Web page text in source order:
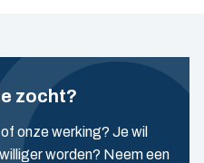
zocht?
onze werking? Je wil
worden? Neem een